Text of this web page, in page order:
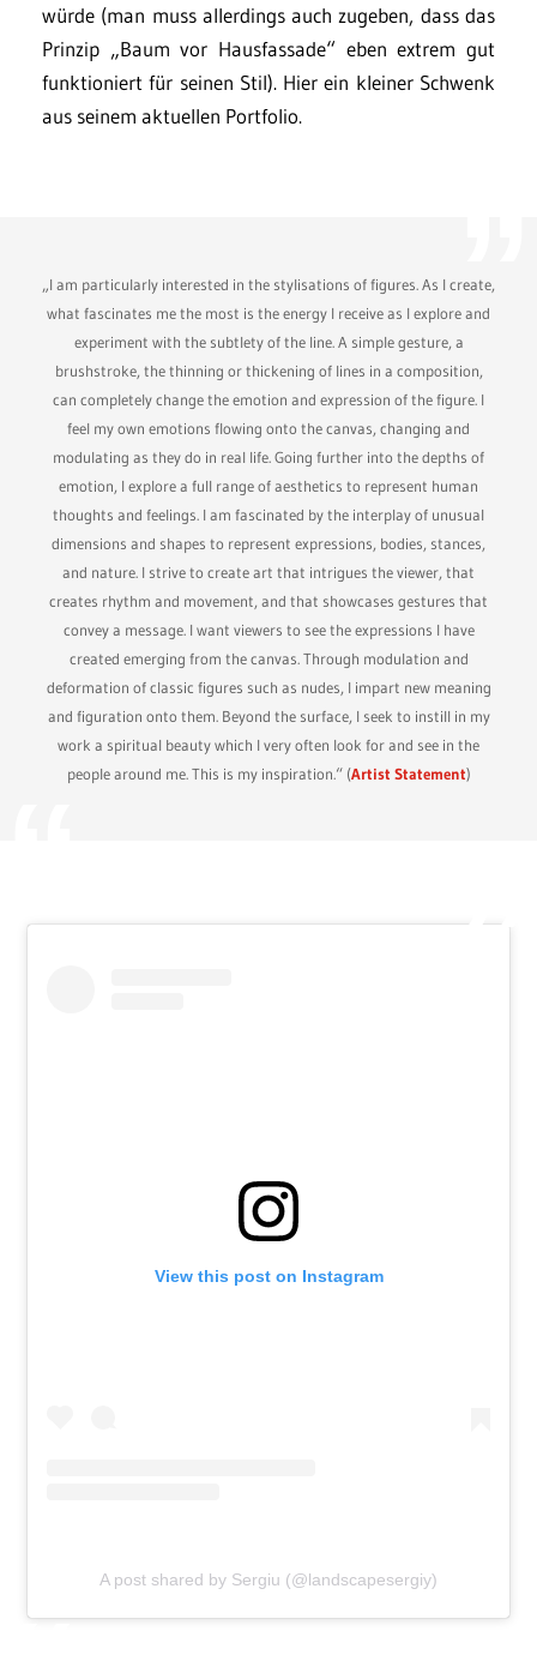
würde (man muss allerdings auch zugeben, dass das
Prinzip „Baum vor Hausfassade“ eben extrem gut
funktioniert für seinen Stil). Hier ein kleiner Schwenk
aus seinem aktuellen Portfolio.
„I am particularly interested in the stylisations of figures. As I create,
what fascinates me the most is the energy I receive as I explore and
experiment with the subtlety of the line. A simple gesture, a
brushstroke, the thinning or thickening of lines in a composition,
can completely change the emotion and expression of the figure. I
feel my own emotions flowing onto the canvas, changing and
modulating as they do in real life. Going further into the depths of
emotion, I explore a full range of aesthetics to represent human
thoughts and feelings. I am fascinated by the interplay of unusual
dimensions and shapes to represent expressions, bodies, stances,
and nature. I strive to create art that intrigues the viewer, that
creates rhythm and movement, and that showcases gestures that
convey a message. I want viewers to see the expressions I have
created emerging from the canvas. Through modulation and
deformation of classic figures such as nudes, I impart new meaning
and figuration onto them. Beyond the surface, I seek to instill in my
work a spiritual beauty which I very often look for and see in the
people around me. This is my inspiration.“ (Artist Statement)
View this post on Instagram
A post shared by Sergiu (@landscapesergiy)